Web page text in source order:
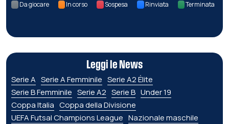
Da giocare In corso Sospesa Rinviata Terminata
Leggi le News
Serie A Serie A Femminile Serie A2 Élite
Serie B Femminile Serie A2 Serie B Under 19
Coppa Italia Coppa della Divisione
UEFA Futsal Champions League Nazionale maschile